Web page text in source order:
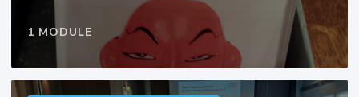
1 MODULE